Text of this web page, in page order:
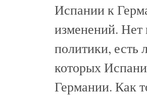
Испании к
изменений. Нет
политики, есть
которых
Германии. Как